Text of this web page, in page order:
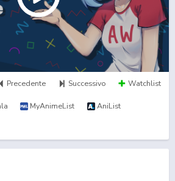
Precedente Successivo Watchlist
MyAnimeList AniList